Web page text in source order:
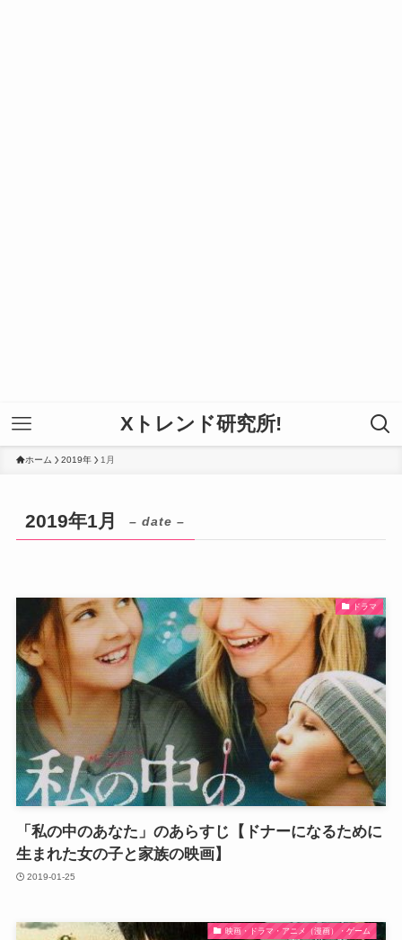
Xトレンド研究所!
ホーム 2019年 1月
2019年1月 – date –
ドラマ
「私の中のあなた」のあらすじ【ドナーになるために
生まれた女の子と家族の映画】
2019-01-25
映画・ドラマ・アニメ（漫画）・ゲーム